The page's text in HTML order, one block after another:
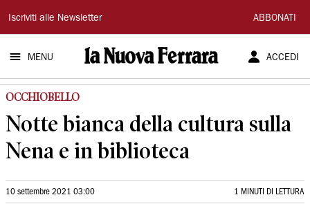
La
Nuova
Ferrara
Iscriviti alle Newsletter ABBONATI
MENU ACCEDI
OCCHIOBELLO
Notte bianca della cultura sulla
Nena e in biblioteca
10 settembre 2021 03:00 1 MINUTI DI LETTURA